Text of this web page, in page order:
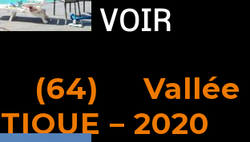
VOIR
(64) Vallée
– 2020